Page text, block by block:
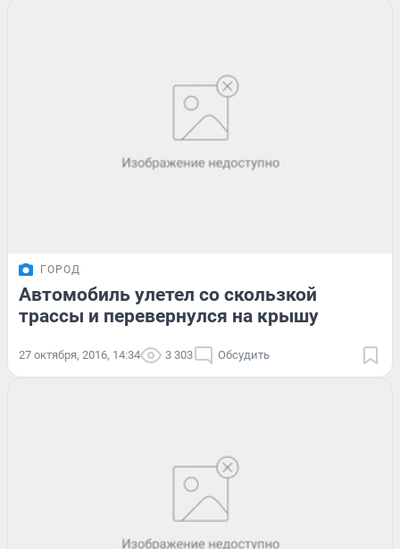
ГОРОД
Автомобиль улетел со скользкой
трассы и перевернулся на крышу
27 октября, 2016, 14:34 3 303 Обсудить